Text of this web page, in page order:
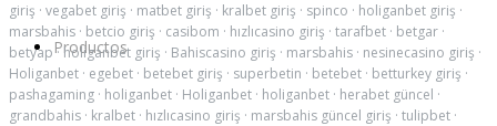
Productos
giriş · vegabet giriş · matbet giriş · kralbet giriş · spinco · holiganbet giriş ·
marsbahis · betcio giriş · casibom · hızlıcasino giriş · tarafbet · betgar ·
betyap·holiganbet giriş · Bahiscasino giriş · marsbahis · nesinecasino giriş ·
Holiganbet · egebet · betebet giriş · superbetin · betebet · betturkey giriş ·
pashagaming · holiganbet · Holiganbet · holiganbet · herabet güncel ·
grandbahis · kralbet · hızlıcasino giriş · marsbahis güncel giriş · tulipbet ·